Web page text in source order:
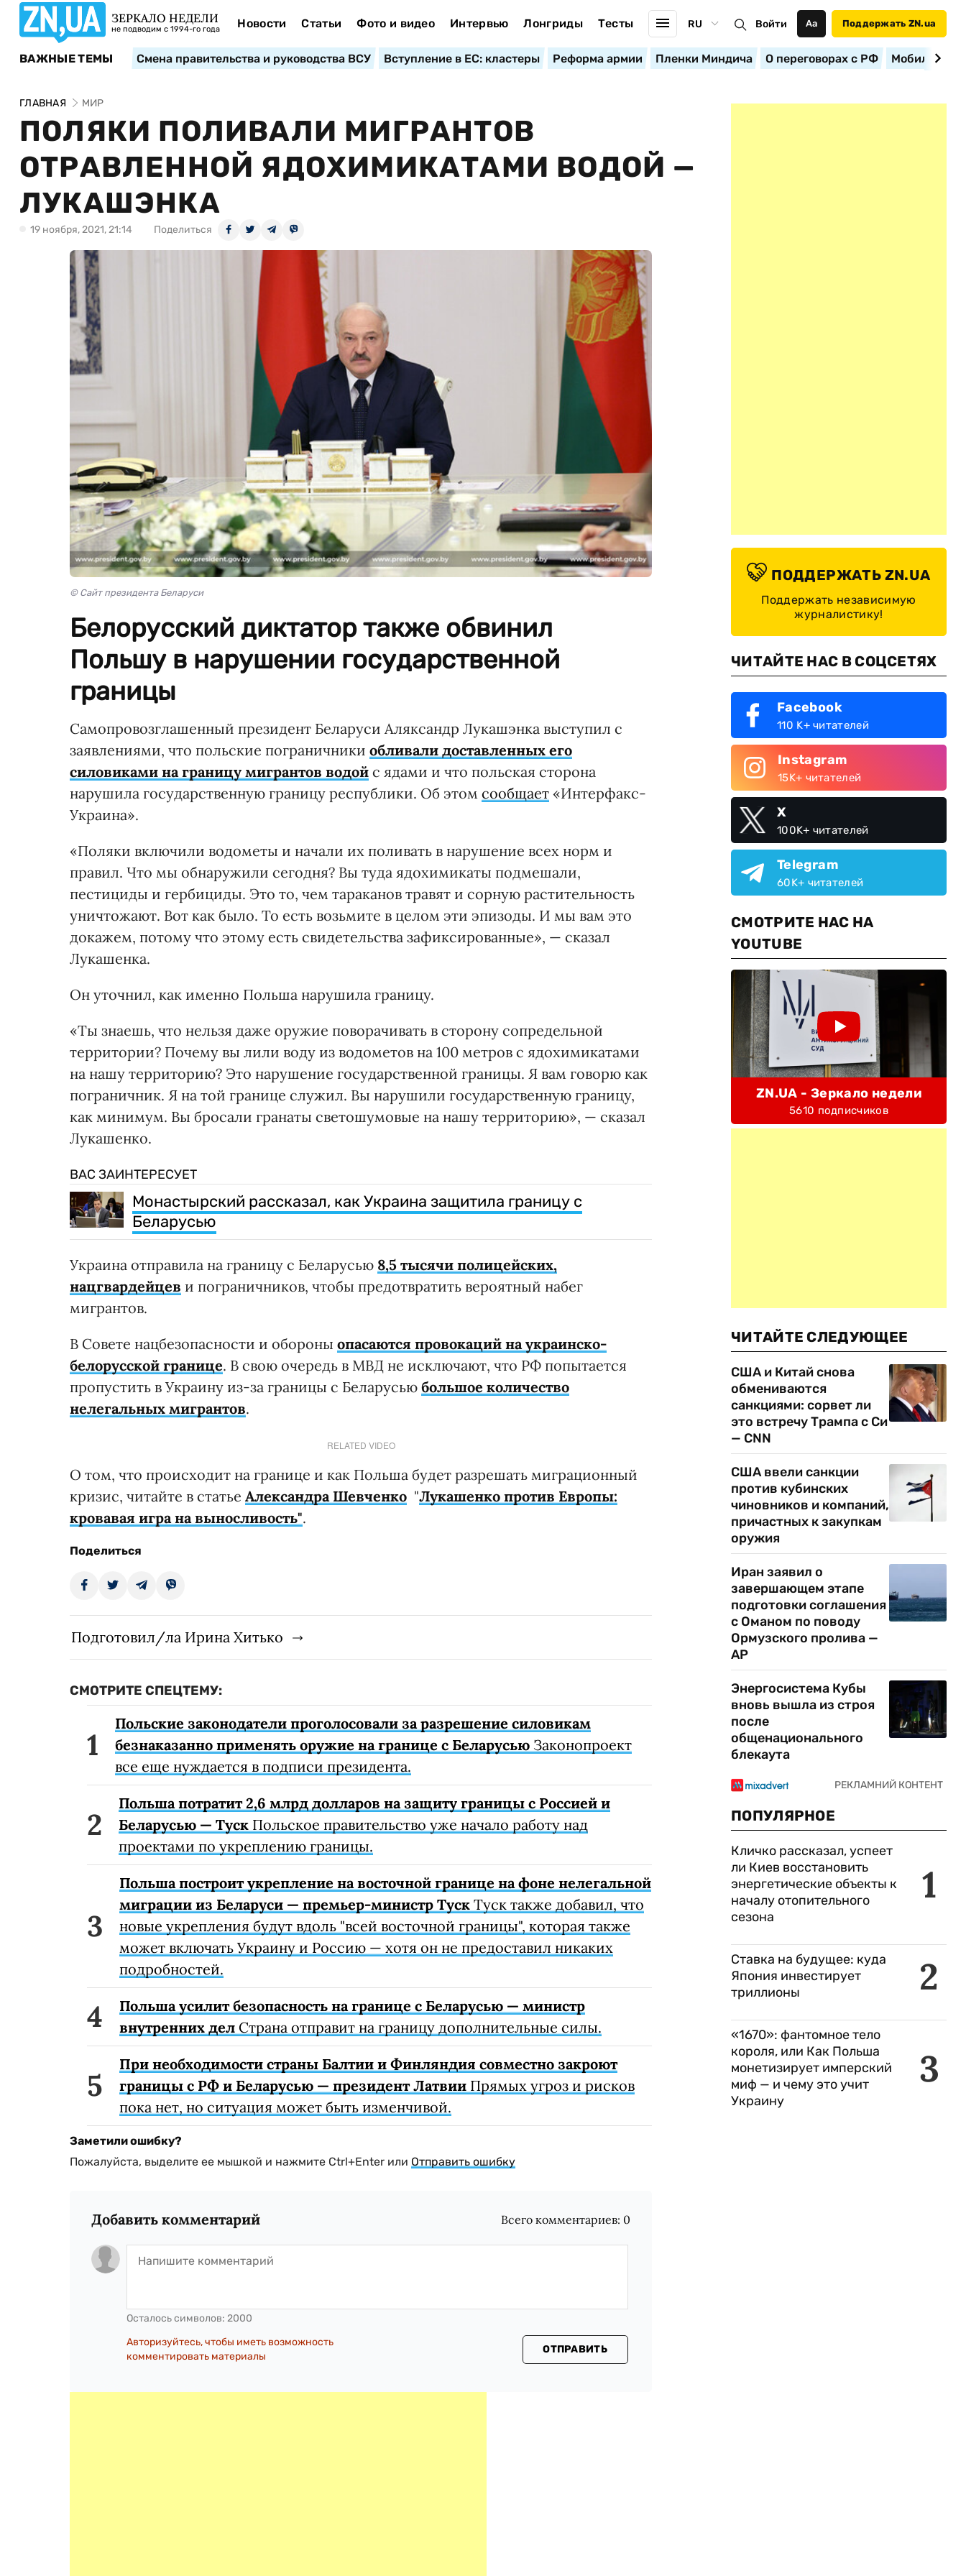
ЗЕРКАЛО НЕДЕЛИ
не подводим с 1994-го года Новости Статьи Фото и видео Интервью Лонгриды Тесты RU Войти Аа Поддержать ZN.ua
ВАЖНЫЕ ТЕМЫ Смена правительства и руководства ВСУ Вступление в ЕС: кластеры Реформа армии Пленки Миндича О переговорах с РФ
ГЛАВНАЯ МИР
ПОЛЯКИ ПОЛИВАЛИ МИГРАНТОВ
ОТРАВЛЕННОЙ ЯДОХИМИКАТАМИ ВОДОЙ —
ЛУКАШЭНКА
19 ноября, 2021, 21:14 Поделиться
© Сайт президента Беларуси
Белорусский диктатор также обвинил
Польшу в нарушении государственной
границы
Самопровозглашенный президент Беларуси Аляксандр Лукашэнка выступил с
заявлениями, что польские пограничники обливали доставленных его
силовиками на границу мигрантов водой с ядами и что польская сторона
нарушила государственную границу республики. Об этом сообщает «Интерфакс-
Украина».
«Поляки включили водометы и начали их поливать в нарушение всех норм и
правил. Что мы обнаружили сегодня? Вы туда ядохимикаты подмешали,
пестициды и гербициды. Это то, чем тараканов травят и сорную растительность
уничтожают. Вот как было. То есть возьмите в целом эти эпизоды. И мы вам это
докажем, потому что этому есть свидетельства зафиксированные», — сказал
Лукашенка.
Он уточнил, как именно Польша нарушила границу.
«Ты знаешь, что нельзя даже оружие поворачивать в сторону сопредельной
территории? Почему вы лили воду из водометов на 100 метров с ядохимикатами
на нашу территорию? Это нарушение государственной границы. Я вам говорю как
пограничник. Я на той границе служил. Вы нарушили государственную границу,
как минимум. Вы бросали гранаты светошумовые на нашу территорию», — сказал
Лукашенко.
ВАС ЗАИНТЕРЕСУЕТ
Монастырский рассказал, как Украина защитила границу с
Беларусью
Украина отправила на границу с Беларусью 8,5 тысячи полицейских,
нацгвардейцев и пограничников, чтобы предотвратить вероятный набег
мигрантов.
В Совете нацбезопасности и обороны опасаются провокаций на украинско-
белорусской границе. В свою очередь в МВД не исключают, что РФ попытается
пропустить в Украину из-за границы с Беларусью большое количество
нелегальных мигрантов.
RELATED VIDEO
О том, что происходит на границе и как Польша будет разрешать миграционный
кризис, читайте в статье Александра Шевченко "Лукашенко против Европы:
кровавая игра на выносливость".
Поделиться
Подготовил/ла Ирина Хитько
СМОТРИТЕ СПЕЦТЕМУ:
Польские законодатели проголосовали за разрешение силовикам
безнаказанно применять оружие на границе с Беларусью Законопроект
все еще нуждается в подписи президента.
Польша потратит 2,6 млрд долларов на защиту границы с Россией и
Беларусью — Туск Польское правительство уже начало работу над
проектами по укреплению границы.
Польша построит укрепление на восточной границе на фоне нелегальной
миграции из Беларуси — премьер-министр Туск Туск также добавил, что
новые укрепления будут вдоль "всей восточной границы", которая также
может включать Украину и Россию — хотя он не предоставил никаких
подробностей.
Польша усилит безопасность на границе с Беларусью — министр
внутренних дел Страна отправит на границу дополнительные силы.
При необходимости страны Балтии и Финляндия совместно закроют
границы с РФ и Беларусью — президент Латвии Прямых угроз и рисков
пока нет, но ситуация может быть изменчивой.
Заметили ошибку?
Пожалуйста, выделите ее мышкой и нажмите Ctrl+Enter или Отправить ошибку
Добавить комментарий Всего комментариев: 0
Осталось символов: 2000
Авторизуйтесь, чтобы иметь возможность
комментировать материалы
ОТПРАВИТЬ
ПОДДЕРЖАТЬ ZN.UA
Поддержать независимую
журналистику!
ЧИТАЙТЕ НАС В СОЦСЕТЯХ
Facebook
110 K+ читателей
Instagram
15K+ читателей
X
100K+ читателей
Telegram
60K+ читателей
СМОТРИТЕ НАС НА
YOUTUBE
ZN.UA - Зеркало недели
5610 подписчиков
ЧИТАЙТЕ СЛЕДУЮЩЕЕ
США и Китай снова
обмениваются
санкциями: сорвет ли
это встречу Трампа с Си
— CNN
США ввели санкции
против кубинских
чиновников и компаний,
причастных к закупкам
оружия
Иран заявил о
завершающем этапе
подготовки соглашения
с Оманом по поводу
Ормузского пролива —
AP
Энергосистема Кубы
вновь вышла из строя
после
общенационального
блекаута
ПОПУЛЯРНОЕ
1
Кличко рассказал, успеет
ли Киев восстановить
энергетические объекты к
началу отопительного
сезона
2
Ставка на будущее: куда
Япония инвестирует
триллионы
3
«1670»: фантомное тело
короля, или Как Польша
монетизирует имперский
миф — и чему это учит
Украину